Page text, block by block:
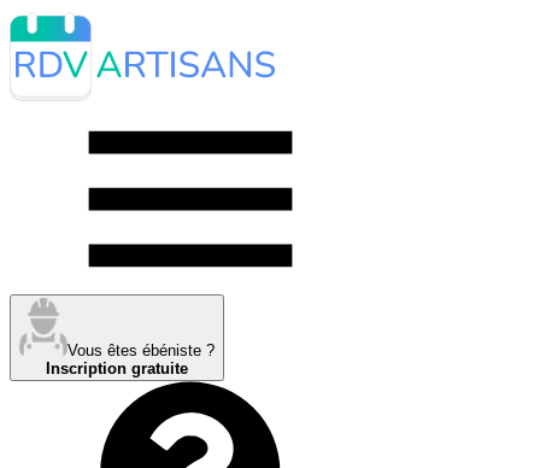
Vous êtes ébéniste ?
Inscription gratuite